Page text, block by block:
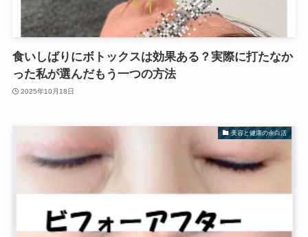
食いしばりにボトックスは効果ある？実際に打たなか
った私が選んだもう一つの方法
2025年10月18日
美容と健康の余白活